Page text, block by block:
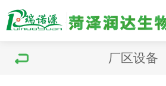
厂区设备